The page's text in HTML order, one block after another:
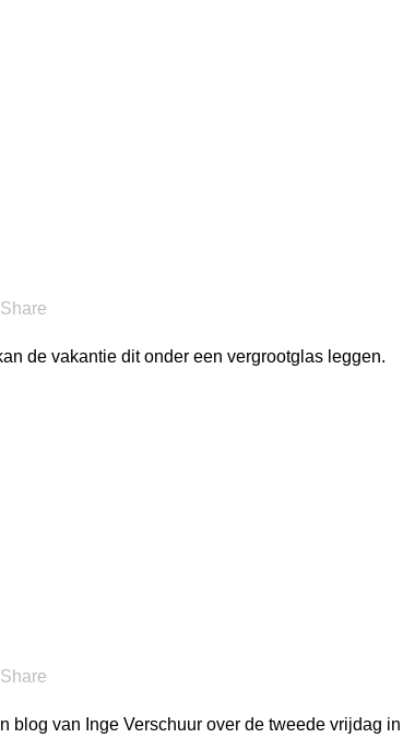
Share
de vakantie dit onder een vergrootglas leggen.
Share
blog van Inge Verschuur over de tweede vrijdag in